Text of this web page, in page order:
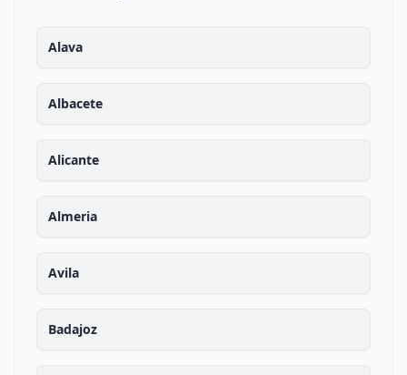
Alava
Albacete
Alicante
Almeria
Avila
Badajoz